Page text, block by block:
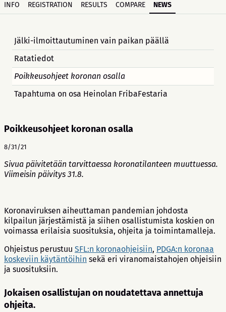
INFO
REGISTRATION RESULTS COMPARE NEWS
Jälki-ilmoittautuminen vain paikan päällä
Ratatiedot
Poikkeusohjeet koronan osalla
Tapahtuma on osa Heinolan FribaFestaria
Poikkeusohjeet koronan osalla
8/31/21
Sivua päivitetään tarvittaessa koronatilanteen muuttuessa.
Viimeisin päivitys 31.8.
Koronaviruksen aiheuttaman pandemian johdosta
kilpailun järjestämistä ja siihen osallistumista koskien on
voimassa erilaisia suosituksia, ohjeita ja toimintamalleja.
Ohjeistus perustuu SFL:n koronaohjeisiin, PDGA:n koronaa
koskeviin käytäntöihin sekä eri viranomaistahojen ohjeisiin
ja suosituksiin.
Jokaisen osallistujan on noudatettava annettuja
ohjeita.